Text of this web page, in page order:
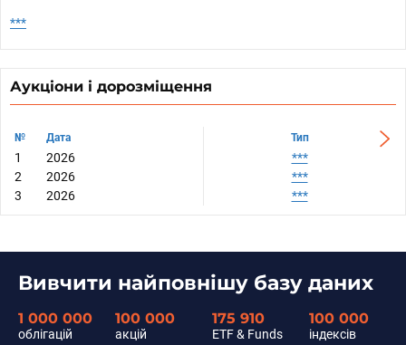
***
Аукціони і дорозміщення
№ Дата
1
2026
2
2026
3
2026
№ Дата Тип
2026
***
2026
***
2026 ***
Вивчити найповнішу базу даних
1 000 000
облігацій
100 000
акцій
175 910
ETF & Funds
100 000
індексів